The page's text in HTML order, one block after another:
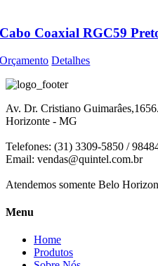
Cabo Coaxial RGC59
Orçamento Detalhes
Av. Dr. Cristiano
Horizonte - MG
Telefones: (31) 3309-5850 /
Email: vendas@quintel.com.br
Atendemos somente Belo
Menu
Home
Produtos